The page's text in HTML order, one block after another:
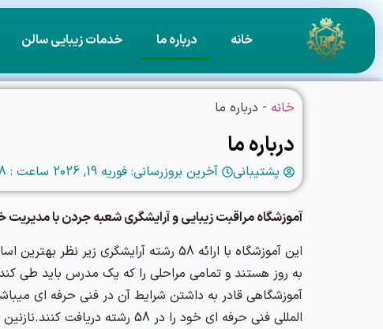
خانه درباره ما خدمات زیبایی سالن
خانه - درباره ما
درباره ما
پشتیبانی آخرین بروزرسانی: فوریه 19, 2026 ساعت :
آموزشگاه مراقبت زیبایی و آرایشگری شعبه جردن با مدیریت
به روز هستند و تمامی مراحلی را که یک مدرس باید طی
آموزشگاهی قادر به داشتن شرایط آن در فنی حرفه ای
المللی فنی حرفه ای خود را در